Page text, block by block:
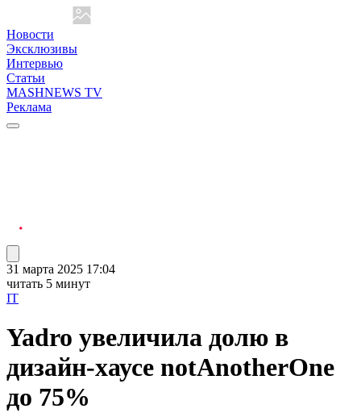
Новости
Эксклюзивы
Интервью
Статьи
MASHNEWS TV
Реклама
31 марта 2025 17:04
читать 5 минут
IT
Yadro увеличила долю в
дизайн-хаусе notAnotherOne
до 75%